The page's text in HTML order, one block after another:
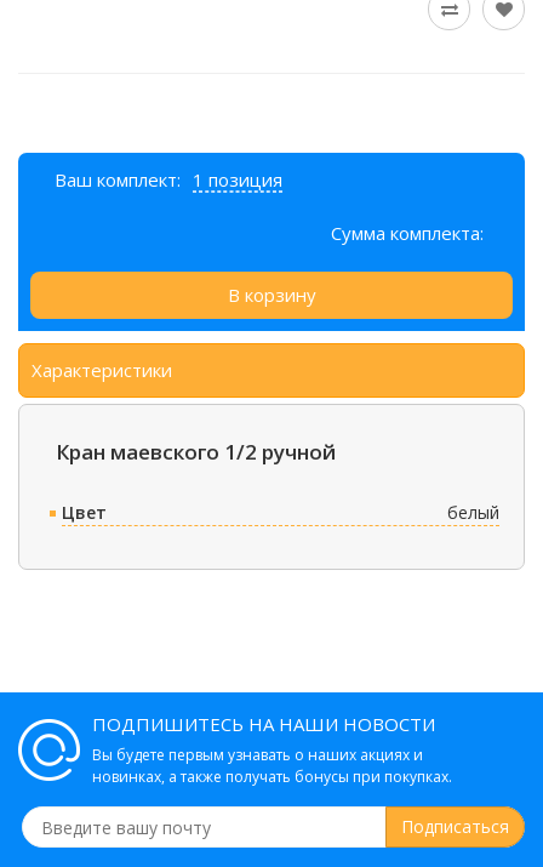
Ваш комплект: 1 позиция
Сумма комплекта:
В корзину
Характеристики
Кран маевского 1/2 ручной
Цвет белый
ПОДПИШИТЕСЬ НА НАШИ НОВОСТИ
Вы будете первым узнавать о наших акциях и
новинках, а также получать бонусы при покупках.